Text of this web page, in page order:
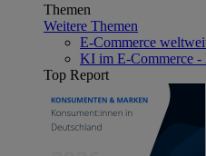
Themen
Weitere Themen
E-Commerce
KI im E-Commerce -
Top Report